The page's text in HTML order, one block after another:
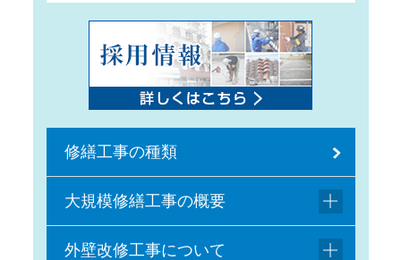
修繕工事の種類
大規模修繕工事の概要
外壁改修工事について